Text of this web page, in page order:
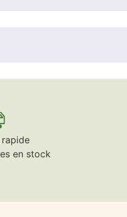
en stock